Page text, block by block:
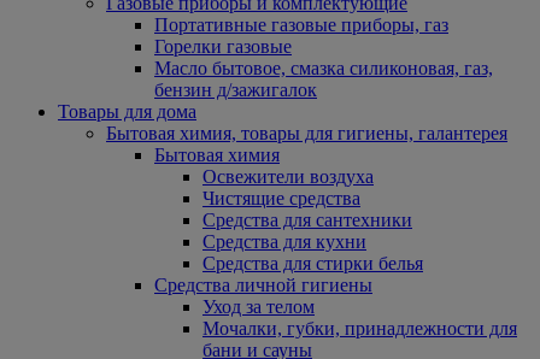
Портативные газовые приборы, газ
Горелки газовые
Масло бытовое, смазка силиконовая, газ,
бензин д/зажигалок
Товары для дома
Бытовая химия, товары для гигиены, галантерея
Бытовая химия
Освежители воздуха
Чистящие средства
Средства для сантехники
Средства для кухни
Средства для стирки белья
Средства личной гигиены
Уход за телом
Мочалки, губки, принадлежности для
бани и сауны